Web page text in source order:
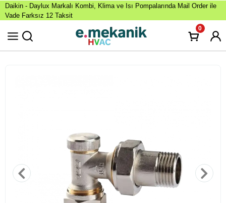
Daikin - Daylux Markalı Kombi, Klima ve Isı Pompalarında Mail Order ile
Vade Farksız 12 Taksit
0